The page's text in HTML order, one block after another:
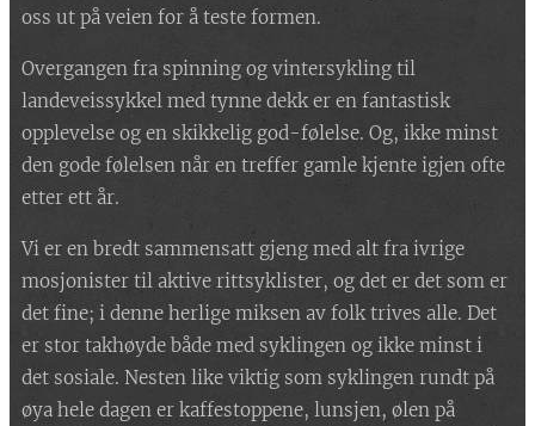
oss ut på veien for å teste formen.
Overgangen fra spinning og vintersykling til
landeveissykkel med tynne dekk er en fantastisk
opplevelse og en skikkelig god-følelse. Og, ikke minst
den gode følelsen når en treffer gamle kjente igjen ofte
etter ett år.
Vi er en bredt sammensatt gjeng med alt fra ivrige
mosjonister til aktive rittsyklister, og det er det som er
det fine; i denne herlige miksen av folk trives alle. Det
er stor takhøyde både med syklingen og ikke minst i
det sosiale. Nesten like viktig som syklingen rundt på
øya hele dagen er kaffestoppene, lunsjen, ølen på